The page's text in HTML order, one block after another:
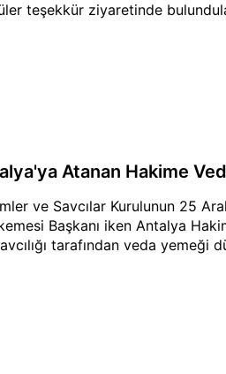
teşekkür ziyaretinde
Atanan Hakime
ve Savcılar Kurulunun 25
Başkanı iken Antalya
tarafından veda yemeği